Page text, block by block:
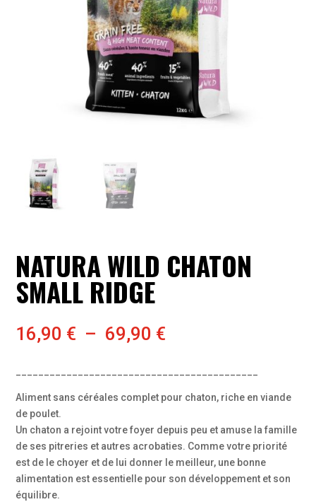
NATURA WILD CHATON
SMALL RIDGE
16,90 € – 69,90 €
16,90 €
à
Aliment sans céréales complet pour chaton, riche en viande
de poulet.
Un chaton a rejoint votre foyer depuis peu et amuse la famille
de ses pitreries et autres acrobaties. Comme votre priorité
est de le choyer et de lui donner le meilleur, une bonne
alimentation est essentielle pour son développement et son
équilibre.